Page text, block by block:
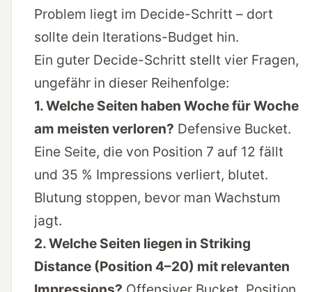
Problem liegt im Decide-Schritt – dort
sollte dein Iterations-Budget hin.
Ein guter Decide-Schritt stellt vier Fragen,
ungefähr in dieser Reihenfolge:
1. Welche Seiten haben Woche für Woche
am meisten verloren? Defensive Bucket.
Eine Seite, die von Position 7 auf 12 fällt
und 35 % Impressions verliert, blutet.
Blutung stoppen, bevor man Wachstum
jagt.
2. Welche Seiten liegen in Striking
Distance (Position 4–20) mit relevanten